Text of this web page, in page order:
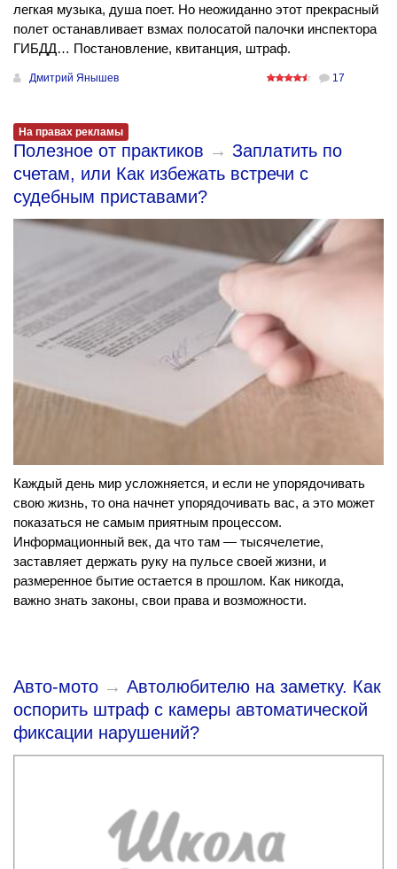
легкая музыка, душа поет. Но неожиданно этот прекрасный
полет останавливает взмах полосатой палочки инспектора
ГИБДД… Постановление, квитанция, штраф.
Дмитрий Янышев 17
На правах рекламы
Полезное от практиков → Заплатить по
счетам, или Как избежать встречи с
судебным приставами?
Каждый день мир усложняется, и если не упорядочивать
свою жизнь, то она начнет упорядочивать вас, а это может
показаться не самым приятным процессом.
Информационный век, да что там — тысячелетие,
заставляет держать руку на пульсе своей жизни, и
размеренное бытие остается в прошлом. Как никогда,
важно знать законы, свои права и возможности.
Авто-мото → Автолюбителю на заметку. Как
оспорить штраф с камеры автоматической
фиксации нарушений?